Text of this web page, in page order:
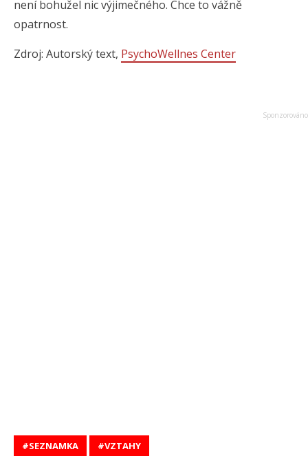
není bohužel nic výjimečného. Chce to vážně
opatrnost.
Zdroj: Autorský text, PsychoWellnes Center
SEZNAMKA VZTAHY